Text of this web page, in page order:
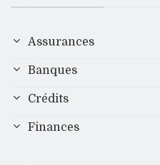
Assurances
Banques
Crédits
Finances